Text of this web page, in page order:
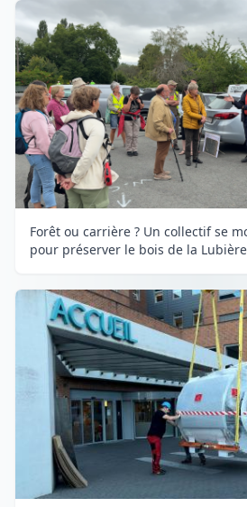
Forêt ou carrière ? Un collectif se
pour préserver le bois de la Lubière